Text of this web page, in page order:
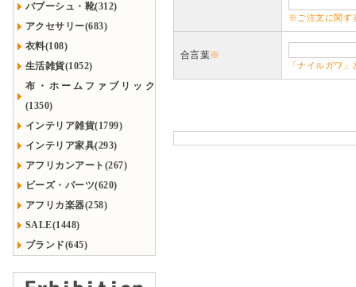
バブーシュ・靴(312)
アクセサリー(683)
衣料(108)
生活雑貨(1052)
布・ホームファブリック
(1350)
インテリア雑貨(1799)
インテリア家具(293)
アフリカンアート(267)
ビーズ・パーツ(620)
アフリカ楽器(258)
SALE(1448)
ブランド(645)
※ご注文に関す
合言葉※
「ナイルガワ